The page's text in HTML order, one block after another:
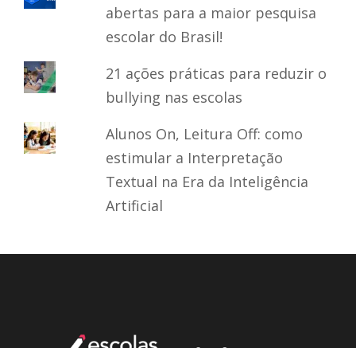
abertas para a maior pesquisa
escolar do Brasil!
21 ações práticas para reduzir o
bullying nas escolas
Alunos On, Leitura Off: como
estimular a Interpretação
Textual na Era da Inteligência
Artificial